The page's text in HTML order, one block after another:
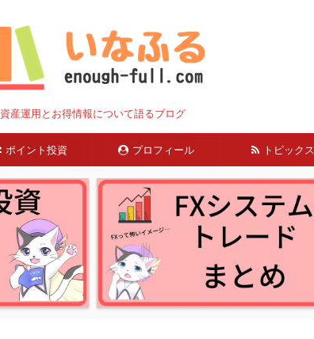
資産運用とお得情報について語るブログ
ポイント投資 プロフィール トピックス